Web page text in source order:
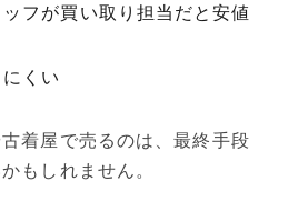
フが買い取り担当だと安値
くい
着屋で売るのは、最終手段
もしれません。